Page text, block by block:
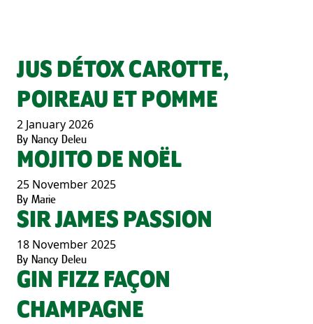
JUS DÉTOX CAROTTE,
POIREAU ET POMME
2 January 2026
By Nancy Deleu
MOJITO DE NOËL
25 November 2025
By Marie
SIR JAMES PASSION
18 November 2025
By Nancy Deleu
GIN FIZZ FAÇON
CHAMPAGNE